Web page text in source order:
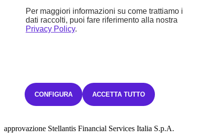
294,02€ Iva inclusa/mese
approvazione Stellantis Financial Services Italia S.p.A.
Per maggiori informazioni su come trattiamo i
dati raccolti, puoi fare riferimento alla nostra
Privacy Policy.
CONFIGURA ACCETTA TUTTO